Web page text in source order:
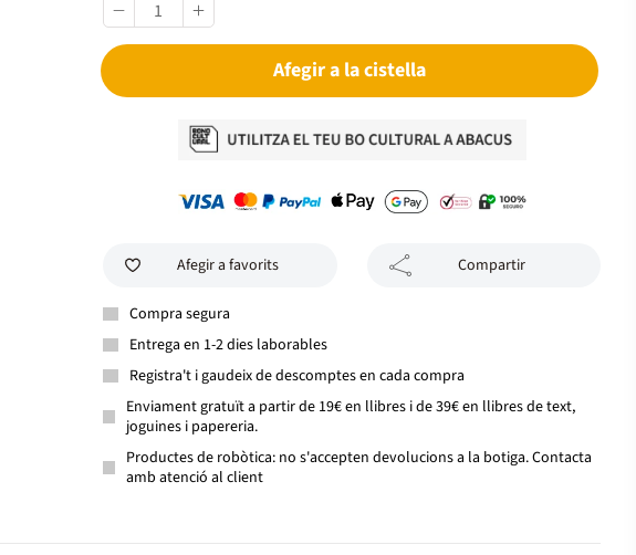
Afegir a la cistella
Afegir a favorits Compartir
Compra segura
Entrega en 1-2 dies laborables
Registra't i gaudeix de descomptes en cada compra
Enviament gratuït a partir de 19€ en llibres i de 39€ en llibres de text,
joguines i papereria.
Productes de robòtica: no s'accepten devolucions a la botiga. Contacta
amb atenció al client